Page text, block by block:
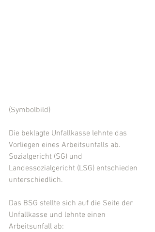
(Symbolbild)
Die beklagte Unfallkasse lehnte das
Vorliegen eines Arbeitsunfalls ab.
Sozialgericht (SG) und
Landessozialgericht (LSG) entschieden
unterschiedlich.
Das BSG stellte sich auf die Seite der
Unfallkasse und lehnte einen
Arbeitsunfall ab: